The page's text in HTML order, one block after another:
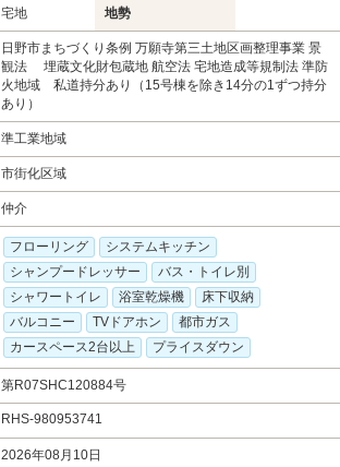
宅地 地勢
日野市まちづくり条例 万願寺第三土地区画整理事業 景
観法 埋蔵文化財包蔵地 航空法 宅地造成等規制法 準防
火地域 私道持分あり（15号棟を除き14分の1ずつ持分
あり）
準工業地域
市街化区域
仲介
フローリング
システムキッチン
シャンプードレッサー
バス・トイレ別
シャワートイレ
浴室乾燥機
床下収納
バルコニー
TVドアホン
都市ガス
カースペース2台以上
プライスダウン
第R07SHC120884号
RHS-980953741
2026年08月10日